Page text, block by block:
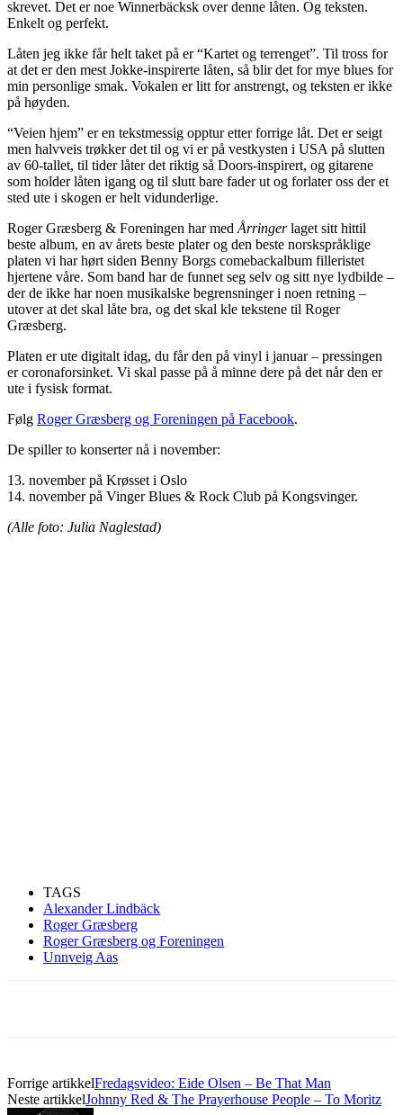
skrevet. Det er noe Winnerbäcksk over denne låten. Og teksten.
Enkelt og perfekt.
Låten jeg ikke får helt taket på er “Kartet og terrenget”. Til tross for
at det er den mest Jokke-inspirerte låten, så blir det for mye blues for
min personlige smak. Vokalen er litt for anstrengt, og teksten er ikke
på høyden.
“Veien hjem” er en tekstmessig opptur etter forrige låt. Det er seigt
men halvveis trøkker det til og vi er på vestkysten i USA på slutten
av 60-tallet, til tider låter det riktig så Doors-inspirert, og gitarene
som holder låten igang og til slutt bare fader ut og forlater oss der et
sted ute i skogen er helt vidunderlige.
Roger Græsberg & Foreningen har med Årringerlaget sitt hittil
beste album, en av årets beste plater og den beste norskspråklige
platen vi har hørt siden Benny Borgs comebackalbum filleristet
hjertene våre. Som band har de funnet seg selv og sitt nye lydbilde –
der de ikke har noen musikalske begrensninger i noen retning –
utover at det skal låte bra, og det skal kle tekstene til Roger
Græsberg.
Platen er ute digitalt idag, du får den på vinyl i januar – pressingen
er coronaforsinket. Vi skal passe på å minne dere på det når den er
ute i fysisk format.
Følg Roger Græsberg og Foreningen på Facebook.
De spiller to konserter nå i november:
13. november på Krøsset i Oslo
14. november på Vinger Blues & Rock Club på Kongsvinger.
(Alle foto: Julia Naglestad)
TAGS
Alexander Lindbäck
Roger Græsberg
Roger Græsberg og Foreningen
Unnveig Aas
Forrige artikkelFredagsvideo: Eide Olsen – Be That Man
Neste artikkelJohnny Red & The Prayerhouse People – To Moritz